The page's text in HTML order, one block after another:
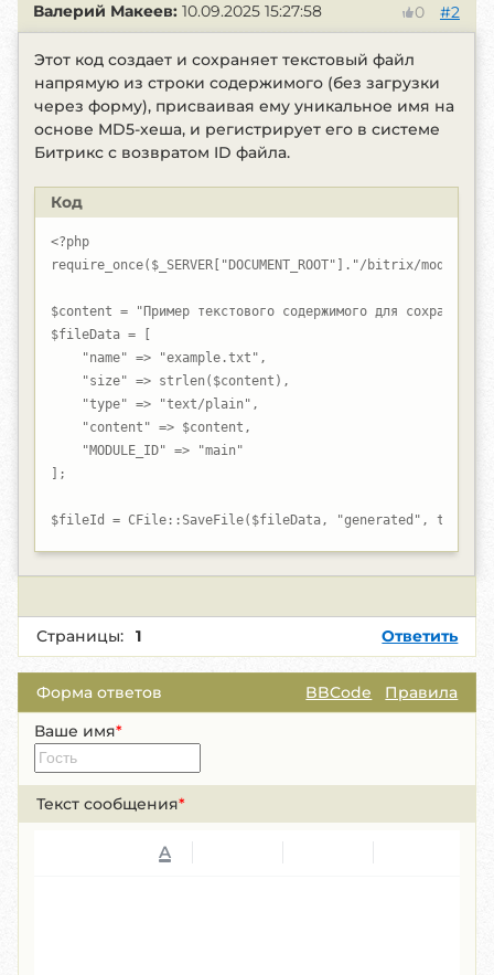
#2
0
Валерий Макеев: 10.09.2025 15:27:58
Этот код создает и сохраняет текстовый файл
напрямую из строки содержимого (без загрузки
через форму), присваивая ему уникальное имя на
основе MD5-хеша, и регистрирует его в системе
Битрикс с возвратом ID файла.
Код
<?php
require_once($_SERVER["DOCUMENT_ROOT"]."/bitrix/
$content = "Пример текстового содержимого для
$fileData = [
"name" => "example.txt",
"size" => strlen($content),
"type" => "text/plain",
"content" => $content,
"MODULE_ID" => "main"
];
$fileId = CFile::SaveFile($fileData, "generated", true); //
Страницы: 1 Ответить
BBCode Правила
Форма ответов
Ваше имя*
Текст сообщения*
A